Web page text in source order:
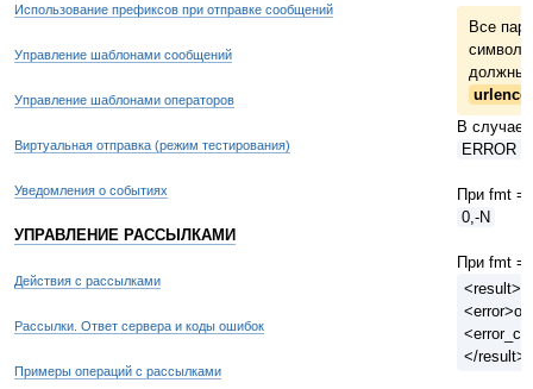
Использование префиксов при отправке сообщений
Управление шаблонами сообщений
Управление шаблонами операторов
Виртуальная отправка (режим тестирования)
Уведомления о событиях
УПРАВЛЕНИЕ РАССЫЛКАМИ
Действия с рассылками
Рассылки. Ответ сервера и коды ошибок
Примеры операций с рассылками
Все
должны
В случае
ERROR
При fmt =
0,-N
При fmt =
<result>
</result>